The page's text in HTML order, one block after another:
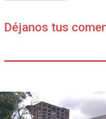
Déjanos tus